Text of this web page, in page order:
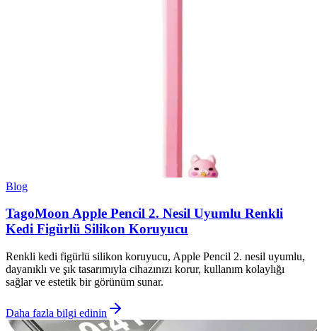
Blog
TagoMoon Apple Pencil 2. Nesil Uyumlu Renkli
Kedi Figürlü Silikon Koruyucu
Renkli kedi figürlü silikon koruyucu, Apple Pencil 2. nesil uyumlu,
dayanıklı ve şık tasarımıyla cihazınızı korur, kullanım kolaylığı
sağlar ve estetik bir görünüm sunar.
Daha fazla bilgi edinin